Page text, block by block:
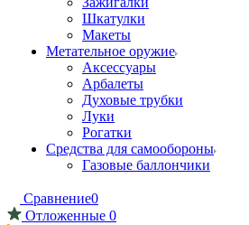
Шкатулки
Макеты
Метательное оружие
Аксессуары
Арбалеты
Духовые трубки
Луки
Рогатки
Средства для самообороны
Газовые баллончики
Сравнение0
Отложенные 0